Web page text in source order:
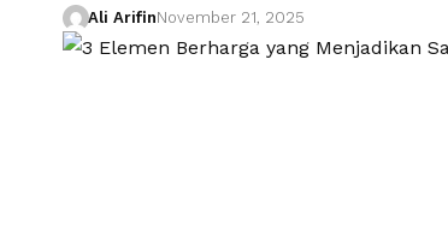
Ali ArifinNovember 21, 2025